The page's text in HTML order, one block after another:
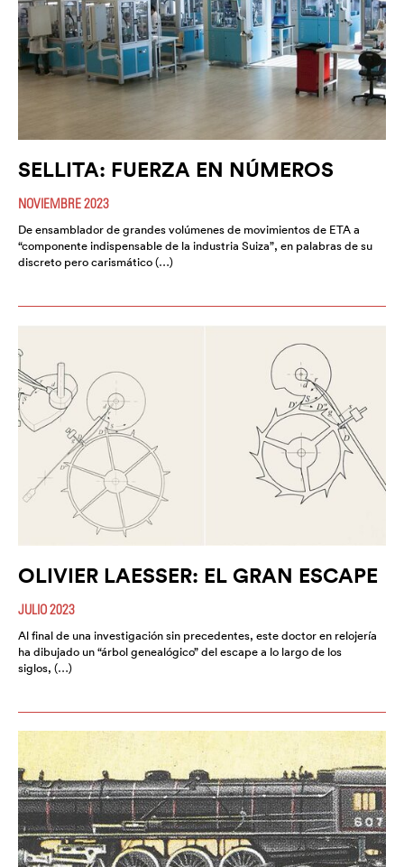
SELLITA: FUERZA EN NÚMEROS
NOVIEMBRE 2023
De ensamblador de grandes volúmenes de movimientos de ETA a
“componente indispensable de la industria Suiza”, en palabras de su
discreto pero carismático (…)
OLIVIER LAESSER: EL GRAN ESCAPE
JULIO 2023
Al final de una investigación sin precedentes, este doctor en relojería
ha dibujado un “árbol genealógico” del escape a lo largo de los
siglos, (…)